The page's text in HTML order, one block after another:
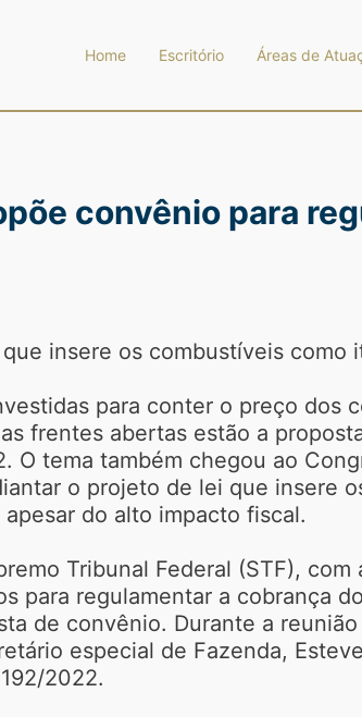
Home Escritório Áreas de
convênio para
insere os combustíveis como
para conter o preço dos
frentes abertas estão a
O tema também chegou ao
o projeto de lei que insere
do alto impacto fiscal.
Tribunal Federal (STF),
para regulamentar a cobrança
de convênio. Durante a
especial de Fazenda,
2022.